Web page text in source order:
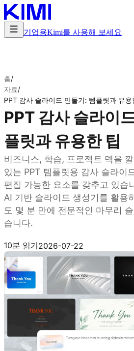
기업용Kimi를 사용해 보세요
홈/
자료/
PPT 감사 슬라이드 만들기: 템플릿과 유용
PPT 감사 슬라이
플릿과 유용한 팁
비즈니스, 학습, 프로젝트 덱을
있는 PPT 템플릿용 감사 슬라이
편집 가능한 요소를 갖추고 있습
AI 기반 슬라이드 생성기를 활용
도 몇 분 만에 전문적인 마무리
습니다.
10분 읽기2026-07-22